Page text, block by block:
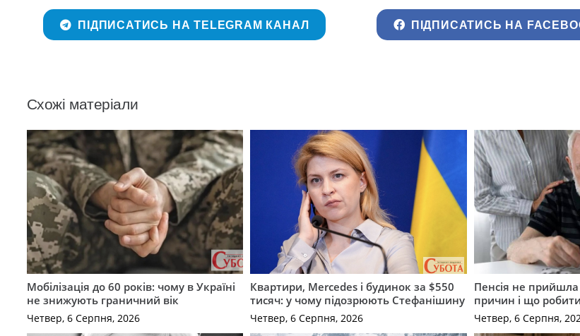
ПІДПИСАТИСЬ НА TELEGRAM КАНАЛ ПІДПИСАТИСЬ НА
Схожі матеріали
Мобілізація до 60 років: чому в Україні
не знижують граничний вік
Четвер, 6 Серпня, 2026
Квартири, Mercedes і будинок за $550
тисяч: у чому підозрюють Стефанішину
Четвер, 6 Серпня, 2026
Пенсія не прийшла
причин і що
Четвер, 6 Серпня,